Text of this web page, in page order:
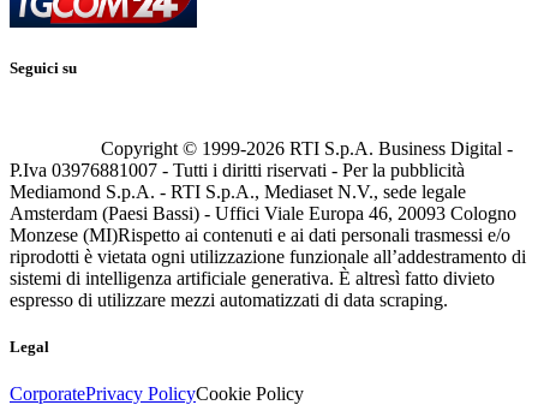
Seguici su
Copyright © 1999-2026 RTI S.p.A. Business Digital -
P.Iva 03976881007 - Tutti i diritti riservati - Per la pubblicità
Mediamond S.p.A. - RTI S.p.A., Mediaset N.V., sede legale
Amsterdam (Paesi Bassi) - Uffici Viale Europa 46, 20093 Cologno
Monzese (MI)Rispetto ai contenuti e ai dati personali trasmessi e/o
riprodotti è vietata ogni utilizzazione funzionale all’addestramento di
sistemi di intelligenza artificiale generativa. È altresì fatto divieto
espresso di utilizzare mezzi automatizzati di data scraping.
Legal
CorporatePrivacy PolicyCookie Policy